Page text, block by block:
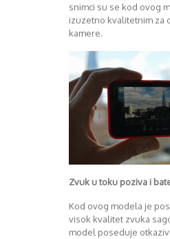
snimci su se kod ovog
izuzetno kvalitetnim za
kamere.
Zvuk u toku poziva i
Kod ovog modela je
visok kvalitet zvuka
model poseduje